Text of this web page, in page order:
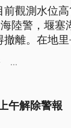
觀測水位
陸警，堰
離。在地
...
午解除警報